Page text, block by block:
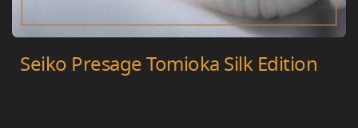
Seiko Presage Tomioka Silk Edition